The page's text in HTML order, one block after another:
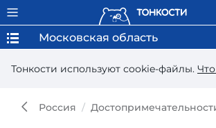
Тонкости используют сookie-файлы.
Московская область
Россия